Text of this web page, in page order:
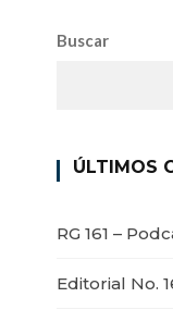
Buscar
ÚLTIMOS
RG 161 –
Editorial No.